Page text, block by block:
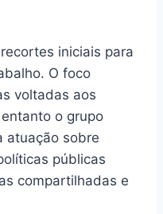
iniciais para
O foco
voltadas aos
o grupo
atuação sobre
públicas
compartilhadas e